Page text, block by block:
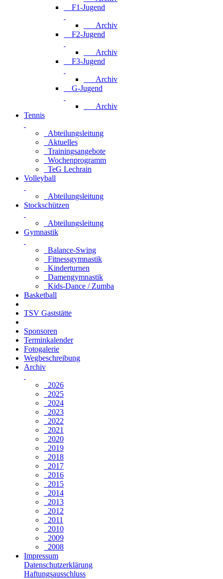
F1-Jugend
Archiv
F2-Jugend
Archiv
F3-Jugend
Archiv
G-Jugend
Archiv
Tennis
Abteilungsleitung
Aktuelles
Trainingsangebote
Wochenprogramm
TeG Lechrain
Volleyball
Abteilungsleitung
Stockschützen
Abteilungsleitung
Gymnastik
Balance-Swing
Fitnessgymnastik
Kinderturnen
Damengymnastik
Kids-Dance / Zumba
Basketball
TSV Gaststätte
Sponsoren
Terminkalender
Fotogalerie
Wegbeschreibung
Archiv
2026
2025
2024
2023
2022
2021
2020
2019
2018
2017
2016
2015
2014
2013
2012
2011
2010
2009
2008
Impressum
Datenschutzerklärung
Haftungsausschluss